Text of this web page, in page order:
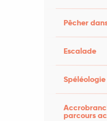
Pêcher
Escalade
Spéléologie
parcours
de danse
Mangeuse
théâtralisées par
et de mots, elle
comme il faut, le